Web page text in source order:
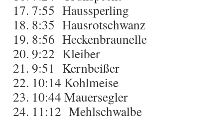
7:55 Haussperling
8:35 Hausrotschwanz
8:56 Heckenbraunelle
9:22 Kleiber
9:51 Kernbeißer
10:14 Kohlmeise
10:44 Mauersegler
11:12 Mehlschwalbe